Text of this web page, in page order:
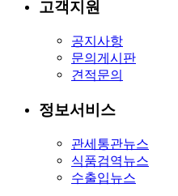
고객지원
공지사항
문의게시판
견적문의
정보서비스
관세통관뉴스
식품검역뉴스
수출입뉴스